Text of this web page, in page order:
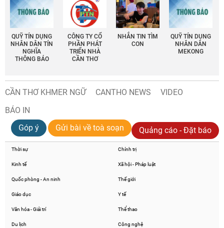
QUỸ TÍN DỤNG
NHÂN DÂN TÍN
NGHĨA
THÔNG BÁO
CÔNG TY CỔ
PHẦN PHÁT
TRIỂN NHÀ
CẦN THƠ
NHẮN TIN TÌM
CON
QUỸ TÍN DỤNG
NHÂN DÂN
MEKONG
CẦN THƠ KHMER NGỮ CANTHO NEWS
VIDEO
BÁO IN
Góp ý
Gửi bài về toà soạn Quảng cáo - Đặt báo
Thời sự Chính trị
Kinh tế Xã hội - Pháp luật
Quốc phòng - An ninh Thế giới
Giáo dục Y tế
Văn hóa - Giải trí Thể thao
Du lịch Công nghệ